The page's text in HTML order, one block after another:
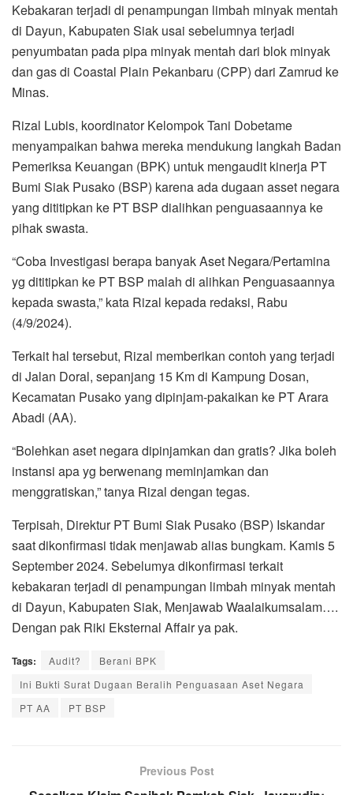
Kebakaran terjadi di penampungan limbah minyak mentah
di Dayun, Kabupaten Siak usai sebelumnya terjadi
penyumbatan pada pipa minyak mentah dari blok minyak
dan gas di Coastal Plain Pekanbaru (CPP) dari Zamrud ke
Minas.
Rizal Lubis, koordinator Kelompok Tani Dobetame
menyampaikan bahwa mereka mendukung langkah Badan
Pemeriksa Keuangan (BPK) untuk mengaudit kinerja PT
Bumi Siak Pusako (BSP) karena ada dugaan asset negara
yang dititipkan ke PT BSP dialihkan penguasaannya ke
pihak swasta.
“Coba Investigasi berapa banyak Aset Negara/Pertamina
yg dititipkan ke PT BSP malah di alihkan Penguasaannya
kepada swasta,” kata Rizal kepada redaksi, Rabu
(4/9/2024).
Terkait hal tersebut, Rizal memberikan contoh yang terjadi
di Jalan Doral, sepanjang 15 Km di Kampung Dosan,
Kecamatan Pusako yang dipinjam-pakaikan ke PT Arara
Abadi (AA).
“Bolehkan aset negara dipinjamkan dan gratis? Jika boleh
instansi apa yg berwenang meminjamkan dan
menggratiskan,” tanya Rizal dengan tegas.
Terpisah, Direktur PT Bumi Siak Pusako (BSP) Iskandar
saat dikonfirmasi tidak menjawab alias bungkam. Kamis 5
September 2024. Sebelumya dikonfirmasi terkait
kebakaran terjadi di penampungan limbah minyak mentah
di Dayun, Kabupaten Siak, Menjawab Waalaikumsalam….
Dengan pak Riki Eksternal Affair ya pak.
Tags: Audit?
Berani BPK
Ini Bukti Surat Dugaan Beralih Penguasaan Aset Negara
PT AA
PT BSP
Previous Post